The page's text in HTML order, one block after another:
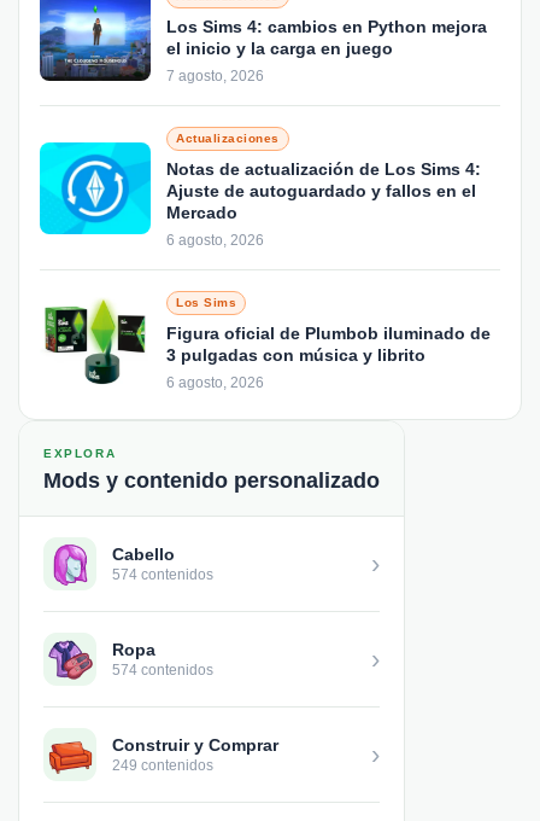
Los Sims 4: cambios en Python mejora
el inicio y la carga en juego
7 agosto, 2026
Actualizaciones
Notas de actualización de Los Sims 4:
Ajuste de autoguardado y fallos en el
Mercado
6 agosto, 2026
Los Sims
Figura oficial de Plumbob iluminado de
3 pulgadas con música y librito
6 agosto, 2026
EXPLORA
Mods y contenido personalizado
Cabello
574 contenidos ›
Ropa
574 contenidos ›
Construir y Comprar
249 contenidos ›